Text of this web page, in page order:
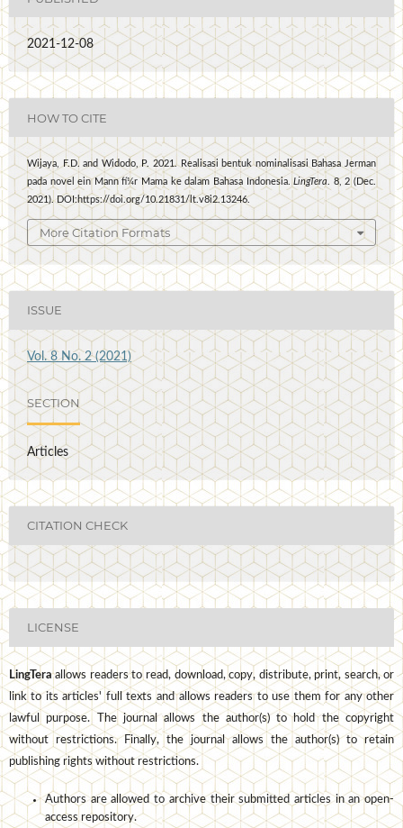
2021-12-08
HOW TO CITE
Wijaya, F.D. and Widodo, P. 2021. Realisasi bentuk nominalisasi Bahasa Jerman
pada novel ein Mann fí¼r Mama ke dalam Bahasa Indonesia.LingTera. 8, 2 (Dec.
2021). DOI:https://doi.org/10.21831/lt.v8i2.13246.
More Citation Formats
ISSUE
Vol. 8 No. 2 (2021)
SECTION
Articles
CITATION CHECK
LICENSE
LingTeraallows readers to read, download, copy, distribute, print, search, or
link to its articles' full texts and allows readers to use them for any other
lawful purpose. The journal allows the author(s) to hold the copyright
without restrictions. Finally, the journal allows the author(s) to retain
publishing rights without restrictions.
Authors are allowed to archive their submitted articles in an open-
access repository.